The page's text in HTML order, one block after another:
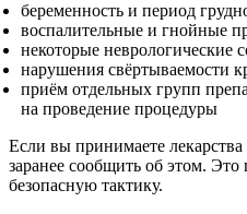
беременность и период
воспалительные и гнойные
некоторые неврологические
нарушения свёртываемости
приём отдельных групп
на проведение процедуры
Если вы принимаете
заранее сообщить об этом. Это
безопасную тактику.